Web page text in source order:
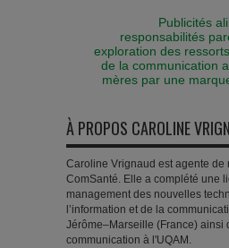
Publicités
responsabilités
exploration des
de la communication
mères par une
À PROPOS CAROLINE
Caroline Vrignaud est agente de
ComSanté. Elle a complété une
management des nouvelles
l’information et de la
Jérôme–Marseille (France) ainsi
communication à l'UQAM.